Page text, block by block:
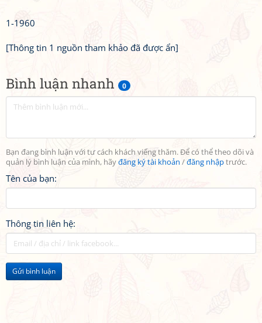
Bình luận nhanh 0
Bạn đang bình luận với tư cách khách viếng thăm. Để có thể theo dõi và
quản lý bình luận của mình, hãyđăng ký tài khoản /đăng nhậptrước.
Tên của bạn:
Thông tin liên hệ:
Gửi bình luận
1-1960
[Thông tin 1 nguồn tham khảo đã được ẩn]